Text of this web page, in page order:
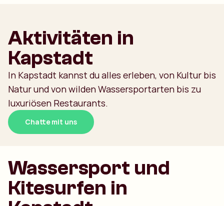
Aktivitäten in
Kapstadt
In Kapstadt kannst du alles erleben, von Kultur bis
Natur und von wilden Wassersportarten bis zu
luxuriösen Restaurants.
Chatte mit uns
Wassersport und
Kitesurfen in